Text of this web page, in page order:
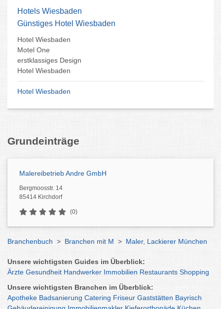
Hotels Wiesbaden
Günstiges Hotel Wiesbaden
Hotel Wiesbaden
Motel One
erstklassiges Design
Hotel Wiesbaden
Hotel Wiesbaden
Grundeinträge
Malereibetrieb Andre GmbH
Bergmoosstr. 14
85414 Kirchdorf
(0)
Branchenbuch > Branchen mit M > Maler, Lackierer München
Unsere wichtigsten Guides im Überblick:
Ärzte Gesundheit Handwerker Immobilien Restaurants Shopping
Unsere wichtigsten Branchen im Überblick:
Apotheke Badsanierung Catering Friseur Gaststätten Bayrisch